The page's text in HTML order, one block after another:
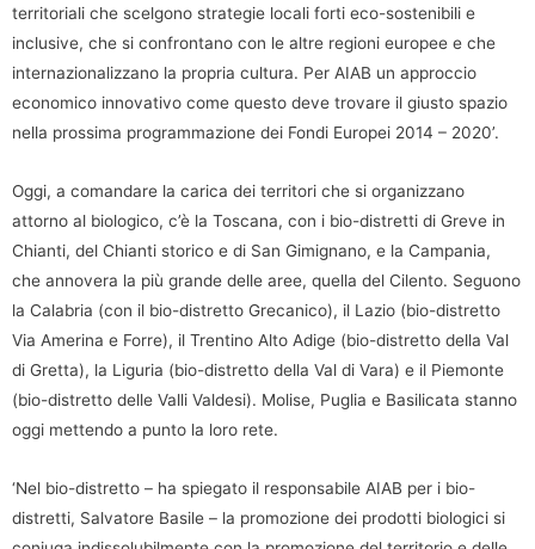
territoriali che scelgono strategie locali forti eco-sostenibili e
inclusive, che si confrontano con le altre regioni europee e che
internazionalizzano la propria cultura. Per AIAB un approccio
economico innovativo come questo deve trovare il giusto spazio
nella prossima programmazione dei Fondi Europei 2014 – 2020’.
Oggi, a comandare la carica dei territori che si organizzano
attorno al biologico, c’è la Toscana, con i bio-distretti di Greve in
Chianti, del Chianti storico e di San Gimignano, e la Campania,
che annovera la più grande delle aree, quella del Cilento. Seguono
la Calabria (con il bio-distretto Grecanico), il Lazio (bio-distretto
Via Amerina e Forre), il Trentino Alto Adige (bio-distretto della Val
di Gretta), la Liguria (bio-distretto della Val di Vara) e il Piemonte
(bio-distretto delle Valli Valdesi). Molise, Puglia e Basilicata stanno
oggi mettendo a punto la loro rete.
‘Nel bio-distretto – ha spiegato il responsabile AIAB per i bio-
distretti, Salvatore Basile – la promozione dei prodotti biologici si